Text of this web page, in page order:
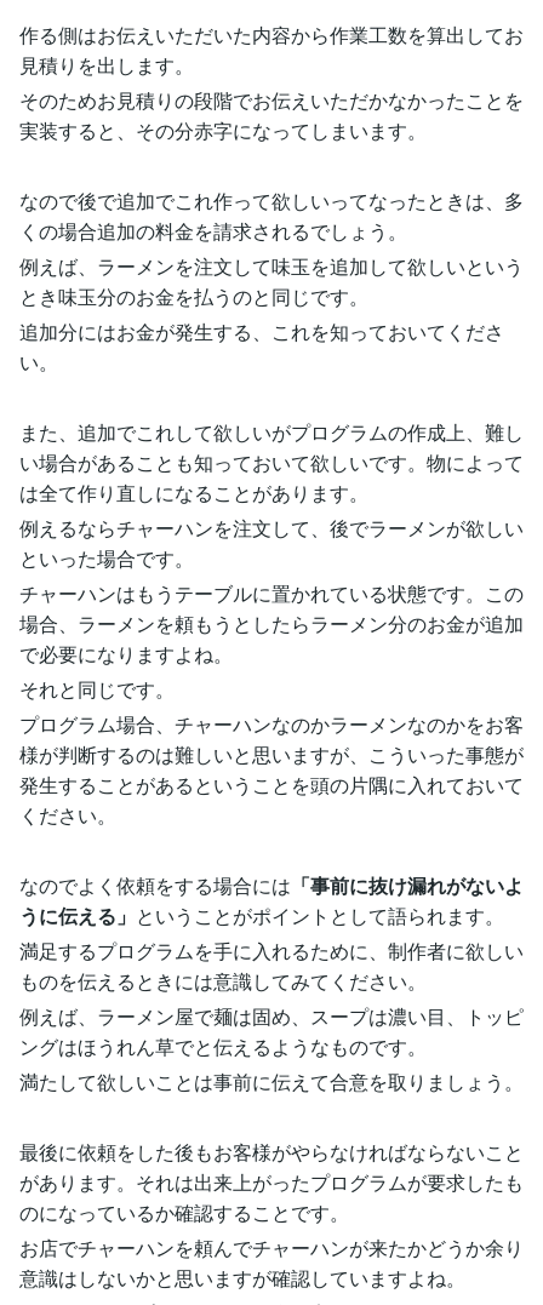
作る側はお伝えいただいた内容から作業工数を算出してお
見積りを出します。
そのためお見積りの段階でお伝えいただかなかったことを
実装すると、その分赤字になってしまいます。
なので後で追加でこれ作って欲しいってなったときは、多
くの場合追加の料金を請求されるでしょう。
例えば、ラーメンを注文して味玉を追加して欲しいという
とき味玉分のお金を払うのと同じです。
追加分にはお金が発生する、これを知っておいてくださ
い。
また、追加でこれして欲しいがプログラムの作成上、難し
い場合があることも知っておいて欲しいです。物によって
は全て作り直しになることがあります。
例えるならチャーハンを注文して、後でラーメンが欲しい
といった場合です。
チャーハンはもうテーブルに置かれている状態です。この
場合、ラーメンを頼もうとしたらラーメン分のお金が追加
で必要になりますよね。
それと同じです。
プログラム場合、チャーハンなのかラーメンなのかをお客
様が判断するのは難しいと思いますが、こういった事態が
発生することがあるということを頭の片隅に入れておいて
ください。
なのでよく依頼をする場合には 「事前に抜け漏れがないよ
うに伝える」 ということがポイントとして語られます。
満足するプログラムを手に入れるために、制作者に欲しい
ものを伝えるときには意識してみてください。
例えば、ラーメン屋で麺は固め、スープは濃い目、トッピ
ングはほうれん草でと伝えるようなものです。
満たして欲しいことは事前に伝えて合意を取りましょう。
最後に依頼をした後もお客様がやらなければならないこと
があります。それは出来上がったプログラムが要求したも
のになっているか確認することです。
お店でチャーハンを頼んでチャーハンが来たかどうか余り
意識はしないかと思いますが確認していますよね。